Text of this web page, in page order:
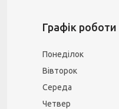
Графік роботи
Понеділок
Вівторок
Середа
Четвер